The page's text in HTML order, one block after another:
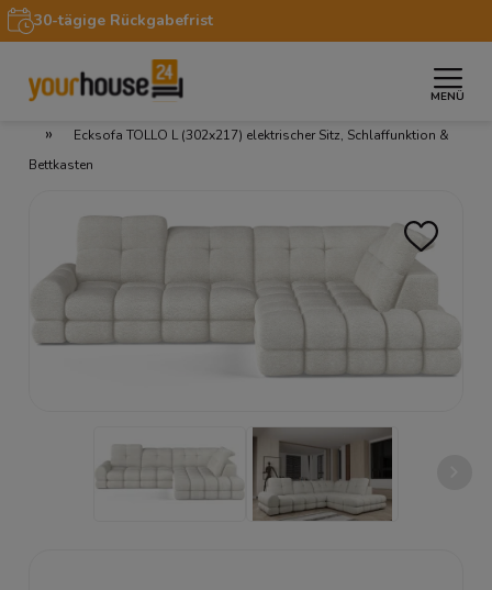
30-tägige Rückgabefrist
MENÜ
Startseite » Möbel Ecksofas
»
Ecksofa TOLLO L (302x217) elektrischer Sitz, Schlaffunktion &
Bettkasten